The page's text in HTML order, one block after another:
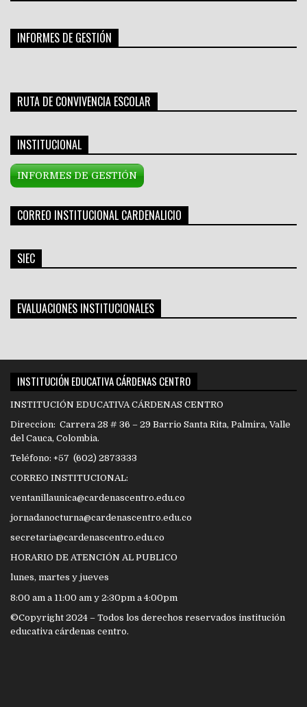
INFORMES DE GESTIÓN
RUTA DE CONVIVENCIA ESCOLAR
INSTITUCIONAL
INFORMES DE GESTIÓN
CORREO INSTITUCIONAL CARDENALICIO
SIEC
EVALUACIONES INSTITUCIONALES
INSTITUCIÓN EDUCATIVA CÁRDENAS CENTRO
INSTITUCIÓN EDUCATIVA CÁRDENAS CENTRO
Direccion: Carrera 28 # 36 – 29 Barrio Santa Rita, Palmira, Valle
del Cauca, Colombia.
Teléfono: +57 (602) 2873333
CORREO INSTITUCIONAL:
ventanillaunica@cardenascentro.edu.co
jornadanocturna@cardenascentro.edu.co
secretaria@cardenascentro.edu.co
HORARIO DE ATENCIÓN AL PUBLICO
lunes, martes y jueves
8:00 am a 11:00 am y 2:30pm a 4:00pm
©Copyright 2024 – Todos los derechos reservados institución
educativa cárdenas centro.